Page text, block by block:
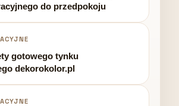
do przedpokoju
gotowego tynku
dekorokolor.pl